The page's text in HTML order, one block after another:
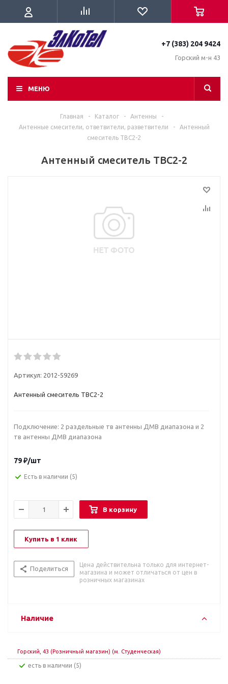
+7 (383) 204 9424
Горский м-н 43
МЕНЮ
Главная - Каталог - Антенны
-
Антенные смесители, ответвители, разветвители
-
Антенный
смеситель ТВС2-2
Антенный смеситель ТВС2-2
Артикул: 2012-59269
Антенный смеситель ТВС2-2
Подключение: 2 раздельные тв антенны ДМВ диапазона и 2
тв антенны ДМВ диапазона
79₽/шт
Есть в наличии (5)
В корзину
Купить в 1 клик
Поделиться
Цена действительна только для интернет-
магазина и может отличаться от цен в
розничных магазинах
Наличие
Горский, 43 (Розничный магазин) (м. Студенческая)
Есть в наличии (5)